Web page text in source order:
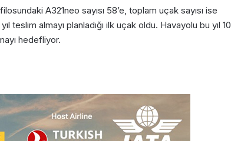
A321neo sayısı 58’e, toplam uçak sayısı ise
teslim almayı planladığı ilk uçak oldu. Havayolu bu yıl 10
hedefliyor.